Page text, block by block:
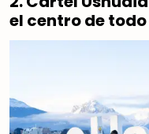
el centro de todo